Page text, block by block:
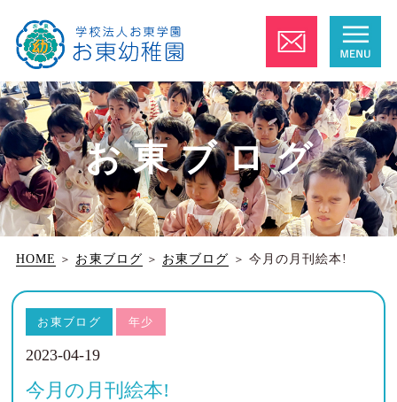
お東ブログ
HOME ＞ お東ブログ ＞ お東ブログ ＞ 今月の月刊絵本!
お東ブログ 年少
2023-04-19
今月の月刊絵本!